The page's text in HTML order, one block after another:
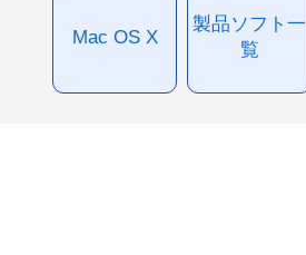
Mac OS X
製品ソフト一
覧